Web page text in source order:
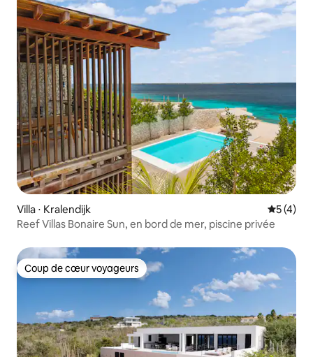
Villa ⋅ Kralendijk
5 (4)
Reef Villas Bonaire Sun, en bord de mer, piscine privée
Coup de cœur voyageurs
Coup de cœur voyageurs